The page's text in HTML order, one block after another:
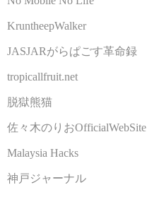
KruntheepWalker
JASJARがらぱごす革命録
tropicallfruit.net
脱獄熊猫
佐々木のりおOfficialWebSite
Malaysia Hacks
神戸ジャーナル